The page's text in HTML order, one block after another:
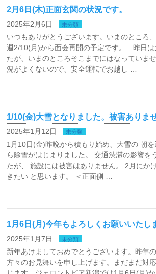
2月6日(木)正面玄関の状況です。
2025年2月6日 未分類
いつもありがとうございます。いまのところ
週2/10(月)から面会再開の予定です。 昨日は
たが、いまのところそこまでにはなっていま
況がよくないので、安全運転でお越し …
1/10(金)大雪となりました。被害ありま
2025年1月12日 未分類
1月10日(金)昨晩から積もり始め、大雪の 朝
ら除雪がはじまりました。 交通渋滞の影響を
たが、 施設には被害はありません。 2月にか
きたい と思います。 ＜正面側 …
1月6日(月)今年もよろしくお願いいたし
2025年1月7日 未分類
新年あけましておめでとうございます。昨年
方々のお見舞いを申し上げます。まだまだ対